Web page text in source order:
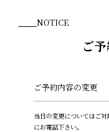
NOTICE
ご
ご予約内容の変更
当日の変更についてはご
にお電話下さい。